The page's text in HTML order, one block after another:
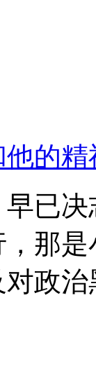
的
早已
那
政